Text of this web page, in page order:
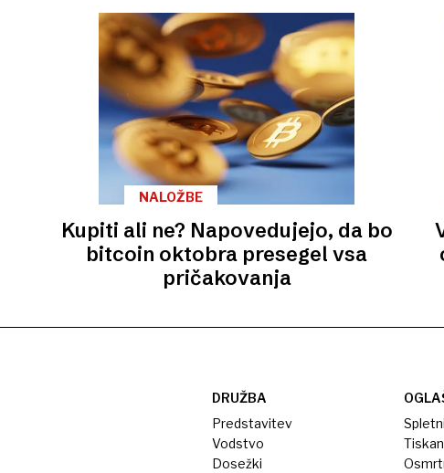
Stevanović in Vrtovec pa bi imeli
tretji blok
NALOŽBE
Kupiti ali ne? Napovedujejo, da bo
bitcoin oktobra presegel vsa
pričakovanja
DRUŽBA
Predstavitev
Vodstvo
Dosežki